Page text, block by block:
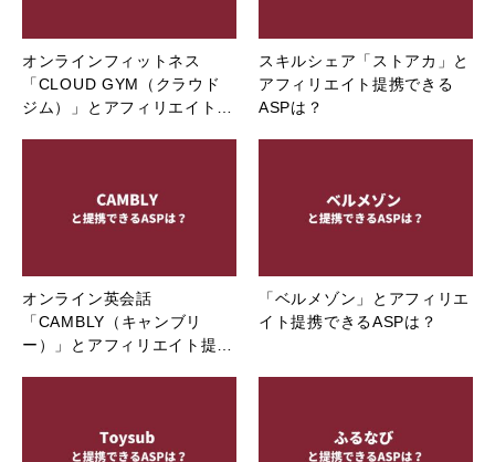
オンラインフィットネス
「CLOUD GYM（クラウド
ジム）」とアフィリエイト…
スキルシェア「ストアカ」と
アフィリエイト提携できる
ASPは？
オンライン英会話
「CAMBLY（キャンブリ
ー）」とアフィリエイト提…
「ベルメゾン」とアフィリエ
イト提携できるASPは？